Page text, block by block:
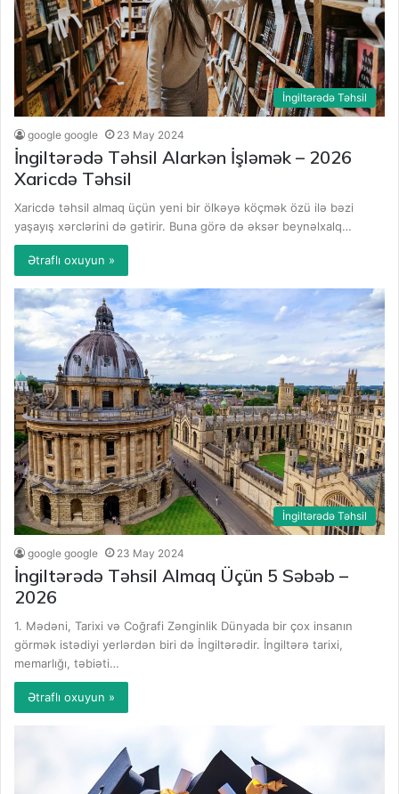
İngiltərədə Təhsil
google google 23 May 2024
İngiltərədə Təhsil Alarkən İşləmək – 2026
Xaricdə Təhsil
Xaricdə təhsil almaq üçün yeni bir ölkəyə köçmək özü ilə bəzi
yaşayış xərclərini də gətirir. Buna görə də əksər beynəlxalq…
Ətraflı oxuyun »
İngiltərədə Təhsil
google google 23 May 2024
İngiltərədə Təhsil Almaq Üçün 5 Səbəb –
2026
1. Mədəni, Tarixi və Coğrafi Zənginlik Dünyada bir çox insanın
görmək istədiyi yerlərdən biri də İngiltərədir. İngiltərə tarixi,
memarlığı, təbiəti…
Ətraflı oxuyun »